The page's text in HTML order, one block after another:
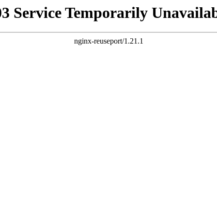
Service Temporarily
nginx-reuseport/1.21.1